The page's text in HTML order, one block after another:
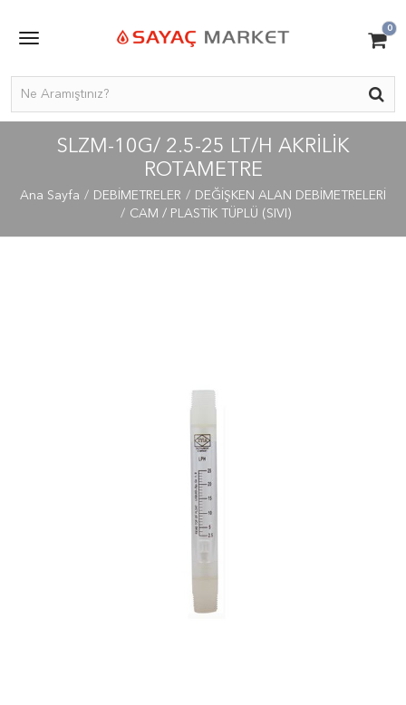
0
SLZM-10G/ 2.5-25 LT/H AKRILIK
ROTAMETRE
Ana Sayfa DEBİMETRELER
DEĞİŞKEN ALAN DEBİMETRELERİ
CAM / PLASTİK TÜPLÜ (SIVI)